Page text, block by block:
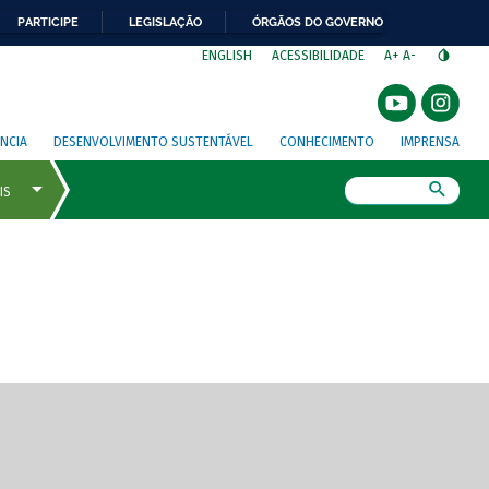
PARTICIPE LEGISLAÇÃO ÓRGÃOS DO GOVERNO
ENGLISH ACESSIBILIDADE A+ A-
DESENVOLVIMENTO SUSTENTÁVEL CONHECIMENTO IMPRENSA
de tela